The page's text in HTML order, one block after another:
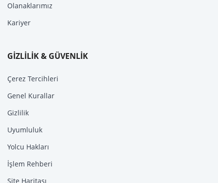
Olanaklarımız
Kariyer
GİZLİLİK & GÜVENLİK
Çerez Tercihleri
Genel Kurallar
Gizlilik
Uyumluluk
Yolcu Hakları
İşlem Rehberi
Site Haritası